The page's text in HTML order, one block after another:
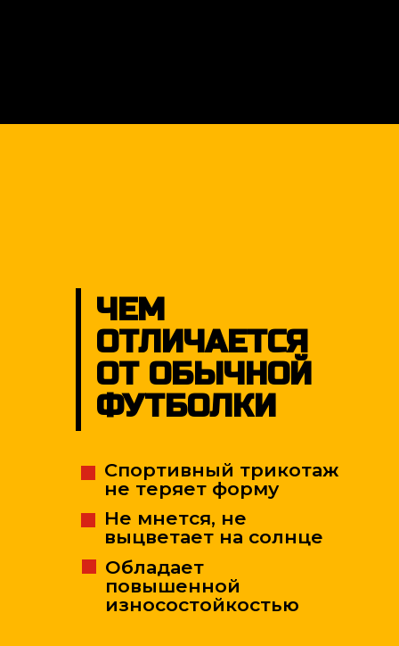
Спортивный трикотаж
не теряет форму
Не мнется, не
выцветает на солнце
Обладает
повышенной
износостойкостью
ЧЕМ
ОТЛИЧАЕТСЯ
ОТ ОБЫЧНОЙ
ФУТБОЛКИ